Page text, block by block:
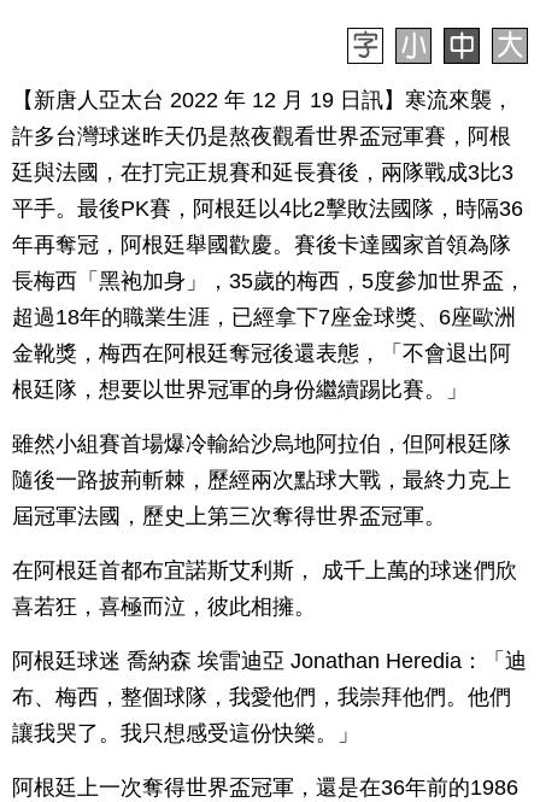
【新唐人亞太台 2022 年 12 月 19 日訊】寒流來襲，
許多台灣球迷昨天仍是熬夜觀看世界盃冠軍賽，阿根
廷與法國，在打完正規賽和延長賽後，兩隊戰成3比3
平手。最後PK賽，阿根廷以4比2擊敗法國隊，時隔36
年再奪冠，阿根廷舉國歡慶。賽後卡達國家首領為隊
長梅西「黑袍加身」，35歲的梅西，5度參加世界盃，
超過18年的職業生涯，已經拿下7座金球獎、6座歐洲
金靴獎，梅西在阿根廷奪冠後還表態，「不會退出阿
根廷隊，想要以世界冠軍的身份繼續踢比賽。」
雖然小組賽首場爆冷輸給沙烏地阿拉伯，但阿根廷隊
隨後一路披荊斬棘，歷經兩次點球大戰，最終力克上
屆冠軍法國，歷史上第三次奪得世界盃冠軍。
在阿根廷首都布宜諾斯艾利斯， 成千上萬的球迷們欣
喜若狂，喜極而泣，彼此相擁。
阿根廷球迷 喬納森 埃雷迪亞 Jonathan Heredia：「迪
布、梅西，整個球隊，我愛他們，我崇拜他們。他們
讓我哭了。我只想感受這份快樂。」
阿根廷上一次奪得世界盃冠軍，還是在36年前的1986